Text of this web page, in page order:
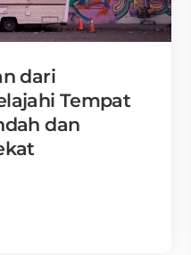
dari
Tempat
dan